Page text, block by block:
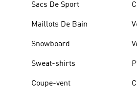
Sacs De Sport
Maillots De Bain
Snowboard
Sweat-shirts
Coupe-vent